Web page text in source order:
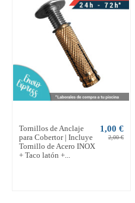
Tornillos de Anclaje
para Cobertor | Incluye
Tornillo de Acero INOX
+ Taco latón +...
1,00 €
2,00 €